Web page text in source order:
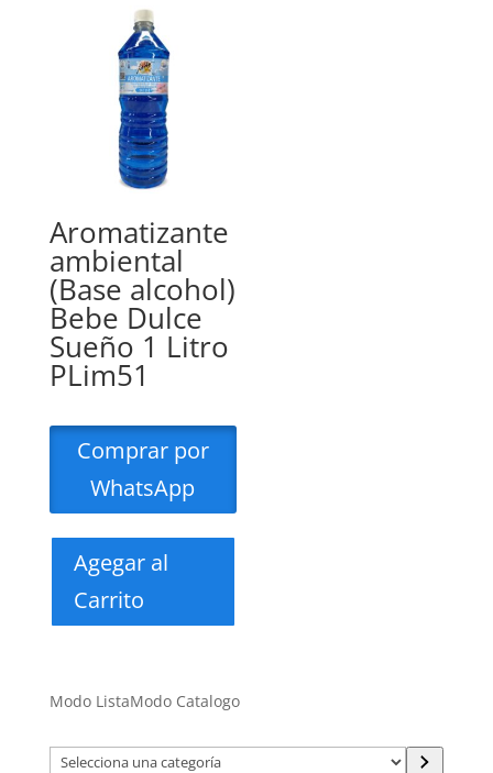
Aromatizante
ambiental
(Base alcohol)
Bebe Dulce
Sueño 1 Litro
PLim51
Comprar por
WhatsApp
Agegar al
Carrito
Modo ListaModo Catalogo
Selecciona